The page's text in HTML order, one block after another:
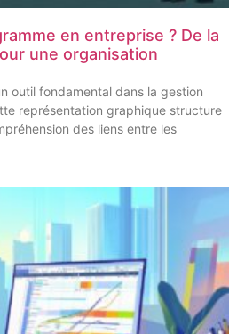
en entreprise ? De la
une organisation
outil fondamental dans la gestion
représentation graphique structure
des liens entre les